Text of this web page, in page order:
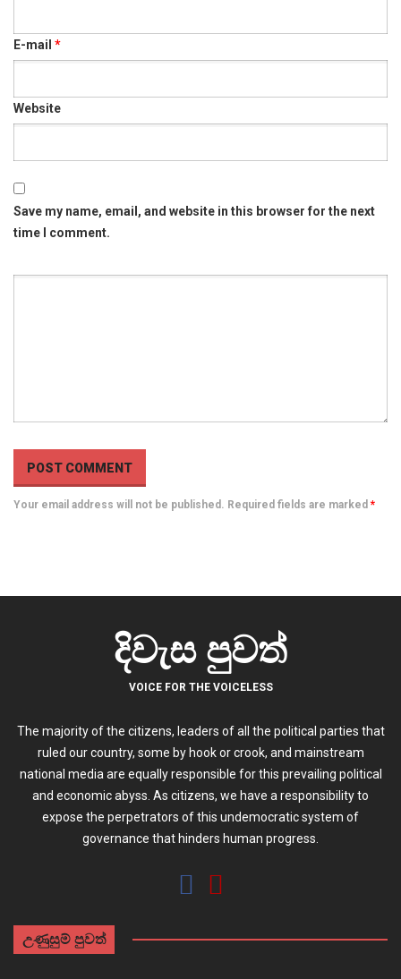
E-mail *
Website
Save my name, email, and website in this browser for the next
time I comment.
Your email address will not be published. Required fields are marked *
දිවැස පුවත්
VOICE FOR THE VOICELESS
The majority of the citizens, leaders of all the political parties that
ruled our country, some by hook or crook, and mainstream
national media are equally responsible for this prevailing political
and economic abyss. As citizens, we have a responsibility to
expose the perpetrators of this undemocratic system of
governance that hinders human progress.
උණුසුම් පුවත්